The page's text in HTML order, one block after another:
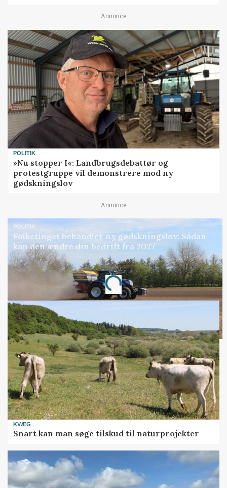
Annonce
POLITIK
»Nu stopper I«: Landbrugsdebattør og
protestgruppe vil demonstrere mod ny
gødskningslov
Annonce
POLITIK
Folketinget behandler ny gødskningslov: Sådan
kan den ændre din bedrift fra 2027
Annonce
Loading...
KVÆG
Snart kan man søge tilskud til naturprojekter